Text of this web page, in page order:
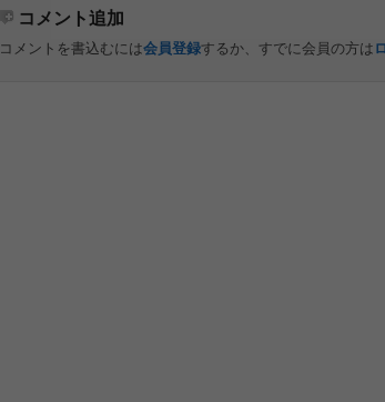
コメント追加
コメントを書込むには会員登録するか、すでに会員の方は